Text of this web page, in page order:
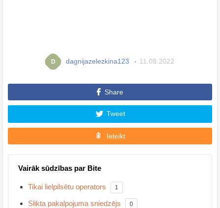
D dagnijazelezkina123 11.08.2022
Share
Tweet
Ieteikt
Vairāk sūdzības par Bite
Tikai lielpilsētu operators 1
Slikta pakalpojuma sniedzējs 0